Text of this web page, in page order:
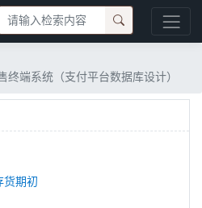
端系统（支付平台数据库设计）
货期初